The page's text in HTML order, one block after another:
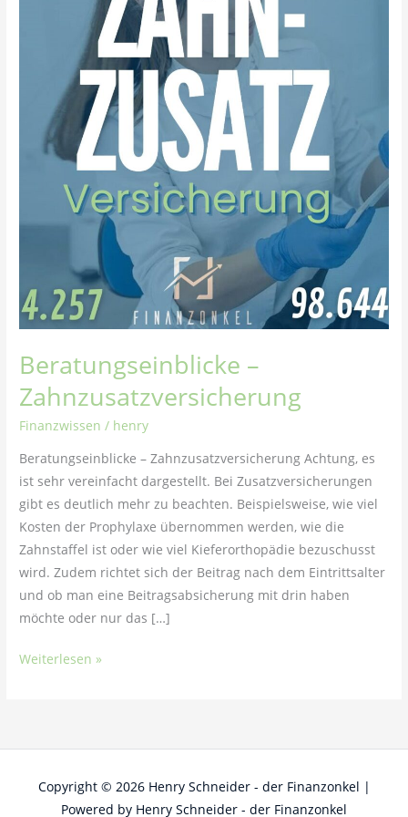
Beratungseinblicke –
Zahnzusatzversicherung
Finanzwissen / henry
Beratungseinblicke – Zahnzusatzversicherung Achtung, es
ist sehr vereinfacht dargestellt. Bei Zusatzversicherungen
gibt es deutlich mehr zu beachten. Beispielsweise, wie viel
Kosten der Prophylaxe übernommen werden, wie die
Zahnstaffel ist oder wie viel Kieferorthopädie bezuschusst
wird. Zudem richtet sich der Beitrag nach dem Eintrittsalter
und ob man eine Beitragsabsicherung mit drin haben
möchte oder nur das […]
Weiterlesen »
Copyright © 2026 Henry Schneider - der Finanzonkel |
Powered by Henry Schneider - der Finanzonkel